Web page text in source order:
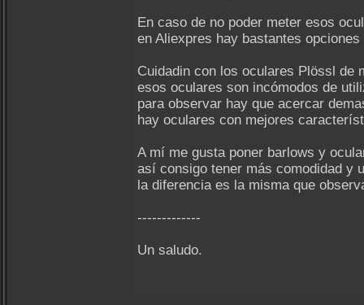
En caso de no poder meter esos
en Aliexpres hay bastantes
Cuidadin con los oculares Plössl de
esos oculares son incómodos de
para observar hay que acercar
hay oculares con mejores
A mí me gusta poner barlows y
así consigo tener más comodidad y
la diferencia es la misma que
-------------
Un saludo.